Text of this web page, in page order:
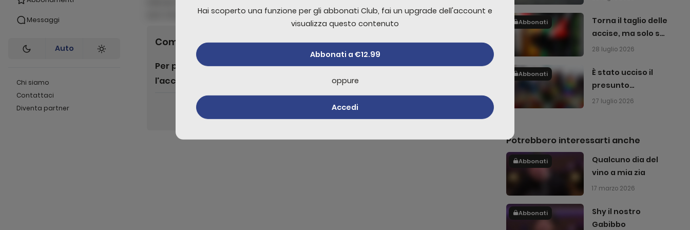
Messaggi
Auto
Chi siamo
Contattaci
Diventa partner
sem rhoncus nam nisi purus
Commenti0
Per poter lasciare un commento è necessario effettuare
l'accesso
Livello non sufficente per visualizzare il contenuto
Abbonati
Torna il taglio delle
accise, ma solo sul
gasolio
28 luglio 2026
Abbonati
È stato ucciso il
presunto
attentatore del
27 luglio 2026
Potrebbero interessarti anche
Abbonati
Qualcuno dia del
vino a mia zia
17 marzo 2026
Abbonati
Shy il nostro
Gabibbo
Hai scoperto una funzione per gli abbonati Club, fai un upgrade dell'account e
visualizza questo contenuto
Abbonati a €12.99
oppure
Accedi